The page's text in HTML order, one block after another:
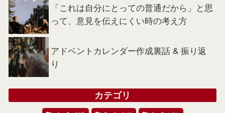
「これは自分にとっての普通だから」と思
って、意見を伝えにくい時の考え方
アドベントカレンダー作成裏話 & 振り返
り
カテゴリ